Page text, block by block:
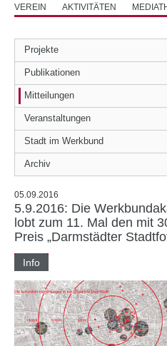
VEREIN AKTIVITÄTEN
Projekte
Publikationen
Mitteilungen
Veranstaltungen
Stadt im Werkbund
Archiv
05.09.2016
5.9.2016: Die
lobt zum 11. Mal den mit
Preis „Darmstädter
Info